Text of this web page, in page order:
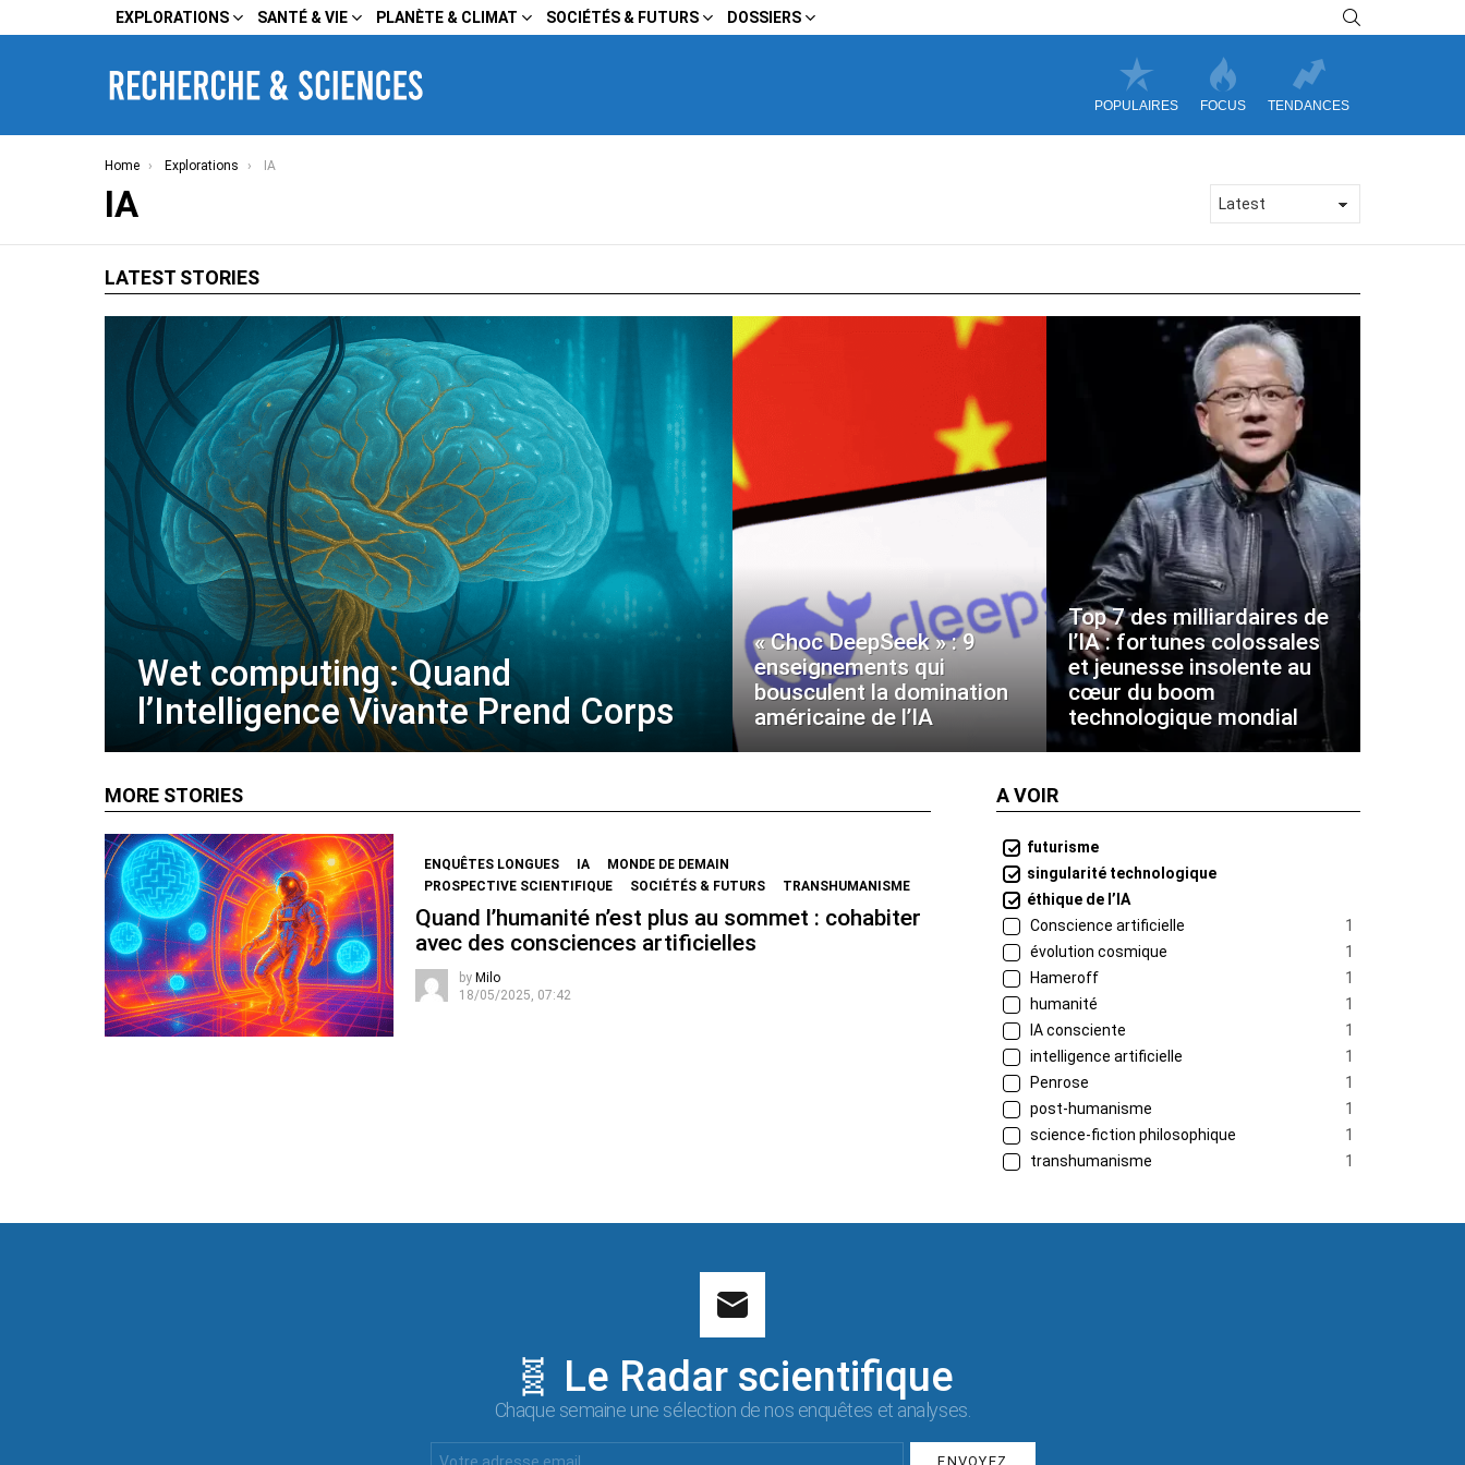
EXPLORATIONS SANTÉ & VIE PLANÈTE & CLIMAT SOCIÉTÉS & FUTURS DOSSIERS
POPULAIRES FOCUS TENDANCES
You are here:
Home Explorations IA
IA
LATEST STORIES
Wet computing : Quand
l’Intelligence Vivante Prend Corps
« Choc DeepSeek » : 9
enseignements qui
bousculent la domination
américaine de l’IA
Top 7 des milliardaires de
l’IA : fortunes colossales
et jeunesse insolente au
cœur du boom
technologique mondial
MORE STORIES
ENQUÊTES LONGUES IA
MONDE DE DEMAIN
PROSPECTIVE SCIENTIFIQUE
SOCIÉTÉS & FUTURS TRANSHUMANISME
Quand l’humanité n’est plus au sommet : cohabiter
avec des consciences artificielles
by Milo
18/05/2025, 07:42
A VOIR
futurisme
singularité technologique
éthique de l’IA
Conscience artificielle
1
évolution cosmique
1
Hameroff
1
humanité
1
IA consciente
1
intelligence artificielle
1
Penrose
1
post-humanisme
1
science-fiction philosophique
1
transhumanisme
1
🧬 Le Radar scientifique
Chaque semaine une sélection de nos enquêtes et analyses.